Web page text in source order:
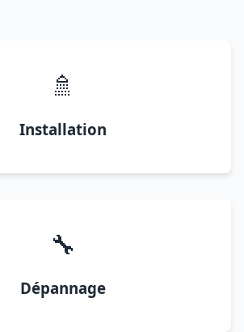
🚿
Installation
🔧
Dépannage